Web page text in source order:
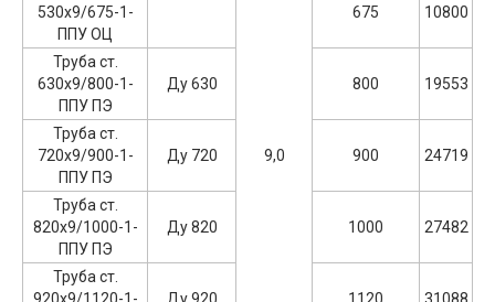
530х9/675-1-
ППУ ОЦ
9,0
675 10800
Труба ст.
630х9/800-1-
ППУ ПЭ
Ду 630 800 19553
Труба ст.
720х9/900-1-
ППУ ПЭ
Ду 720 900 24719
Труба ст.
820х9/1000-1-
ППУ ПЭ
Ду 820 1000 27482
Труба ст.